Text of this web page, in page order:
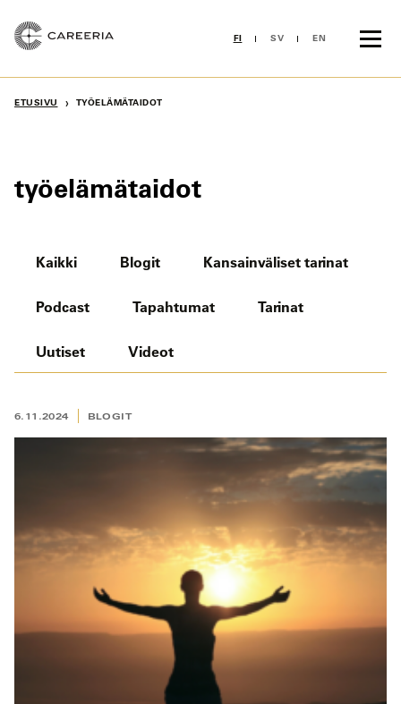
sisältöön
FI SV EN
ETUSIVU › TYÖELÄMÄTAIDOT
työelämätaidot
Kaikki Blogit Kansainväliset tarinat
Podcast Tapahtumat Tarinat
Uutiset Videot
6.11.2024 BLOGIT